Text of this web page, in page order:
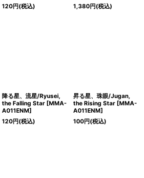
120円(税込)
1,380円(税込)
降る星、流星/Ryusei,
the Falling Star [MMA-
A011ENM]
120円(税込)
昇る星、珠眼/Jugan,
the Rising Star [MMA-
A011ENM]
100円(税込)